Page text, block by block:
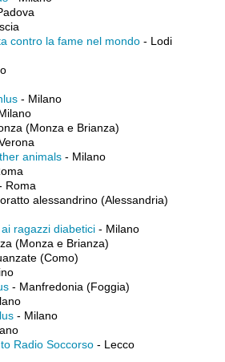
contro la fame nel mondo - Lodi
- Milano
(Monza e Brianza)
animals - Milano
Roma
alessandrino (Alessandria)
ragazzi diabetici - Milano
(Monza e Brianza)
(Como)
- Manfredonia (Foggia)
- Milano
Radio Soccorso - Lecco